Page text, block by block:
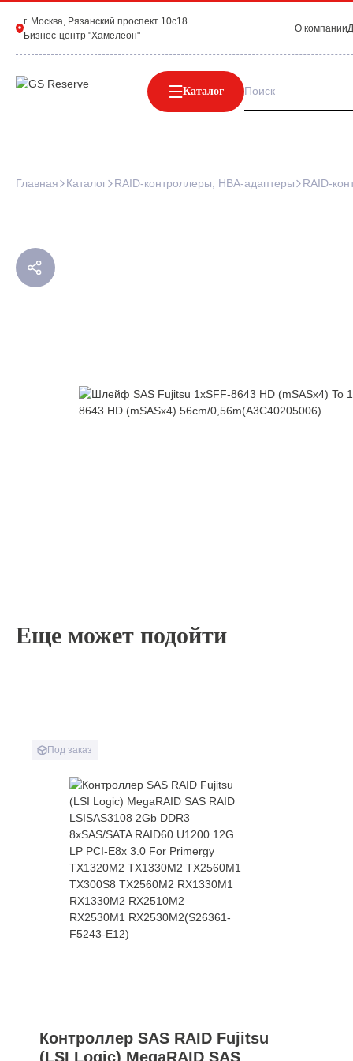
г. Москва, Рязанский проспект 10с18
Бизнес-центр "Хамелеон"
О компании
Каталог
Главная Каталог RAID-контроллеры, HBA-адаптеры RAID-
Еще может подойти
Под заказ
Контроллер SAS RAID Fujitsu
(LSI Logic) MegaRAID SAS